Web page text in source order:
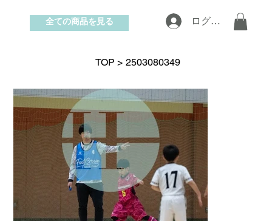
お問い合わせ
ログイン
全ての商品を見る
TOP > 2503080349